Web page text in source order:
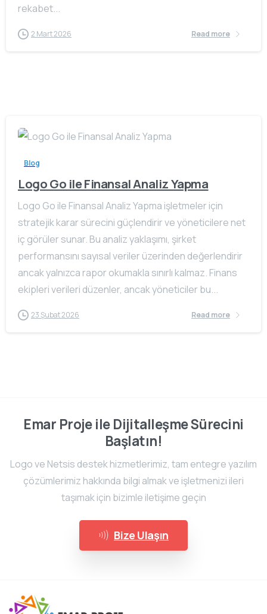
rekabet...
2 Mart 2026 Read more
Blog
Logo Go ile Finansal Analiz Yapma
Logo Go ile Finansal Analiz Yapma işletmeler için
stratejik karar sürecini güçlendirir ve yöneticilere net
iç görüler sunar. Bu analiz yaklaşımı, şirket
performansını sayısal veriler üzerinden değerlendirir
ancak yalnızca rapor okumakla sınırlı kalmaz. Finans
ekipleri verileri düzenler, ancak yöneticiler bu...
23 Şubat 2026 Read more
Emar Proje ile Dijitalleşme Sürecini
Başlatın!
Logo ve Netsis destek hizmetlerimiz, tam entegre yazılım
çözümlerimiz hakkında bilgi almak ve işletmenizi ileri
taşımak için bizimle iletişime geçin
Bize Ulaşın